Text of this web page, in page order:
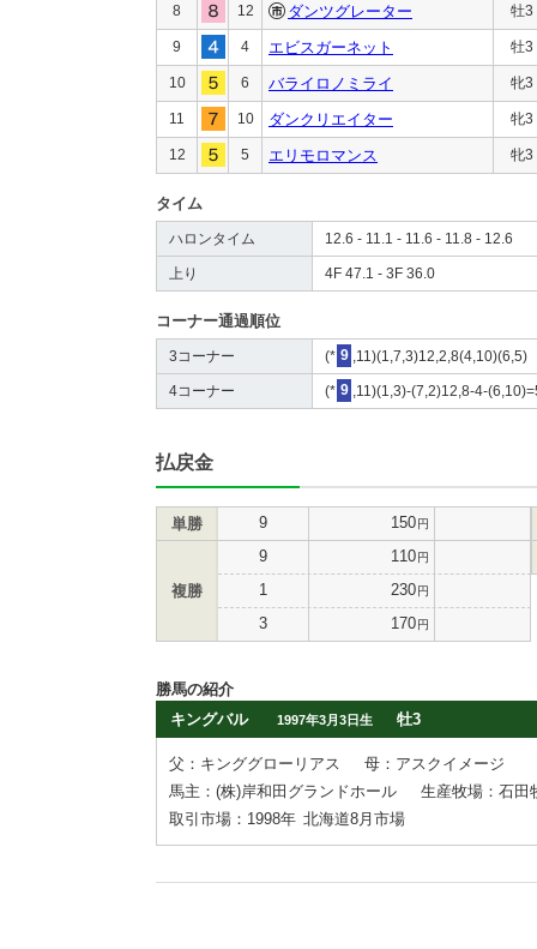
8 12 ダンツグレーター 牡3
9 4 エビスガーネット 牡3
10 6 バライロノミライ 牝3
11 10 ダンクリエイター 牝3
12 5 エリモロマンス 牝3
タイム
ハロンタイム 12.6 - 11.1 - 11.6 - 11.8 - 12.6
上り 4F 47.1 - 3F 36.0
コーナー通過順位
3コーナー (* 9 ,11)(1,7,3)12,2,8(4,10)(6,5)
4コーナー (* 9 ,11)(1,3)-(7,2)12,8-4-
払戻金
単勝 9 150円
複勝
9 110円
1 230円
3 170円
勝馬の紹介
キングバル
1997年3月3日生 牡3
父：キンググローリアス
母：アスクイメージ
馬主：(株)岸和田グランドホール
生産牧場：石田
取引市場：1998年 北海道8月市場